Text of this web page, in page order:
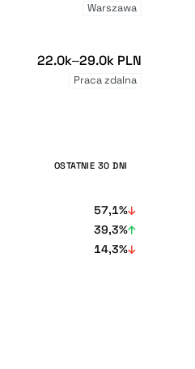
Warszawa
22.0k–29.0k PLN
Praca zdalna
OSTATNIE 30 DNI
57,1%
39,3%
14,3%